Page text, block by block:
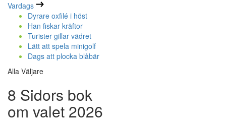
Vardags
Dyrare oxfilé i höst
Han fiskar kräftor
Turister gillar vädret
Lätt att spela minigolf
Dags att plocka blåbär
Alla Väljare
8 Sidors bok
om valet 2026